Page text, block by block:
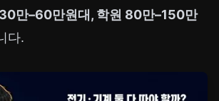
만–60만원대, 학원 80만–150만
다.